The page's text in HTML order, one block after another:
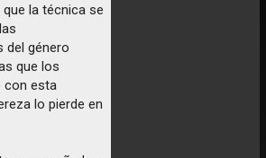
la técnica se
del género
que los
con esta
lo pierde en